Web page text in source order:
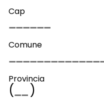
Cap
Comune
Provincia
( )